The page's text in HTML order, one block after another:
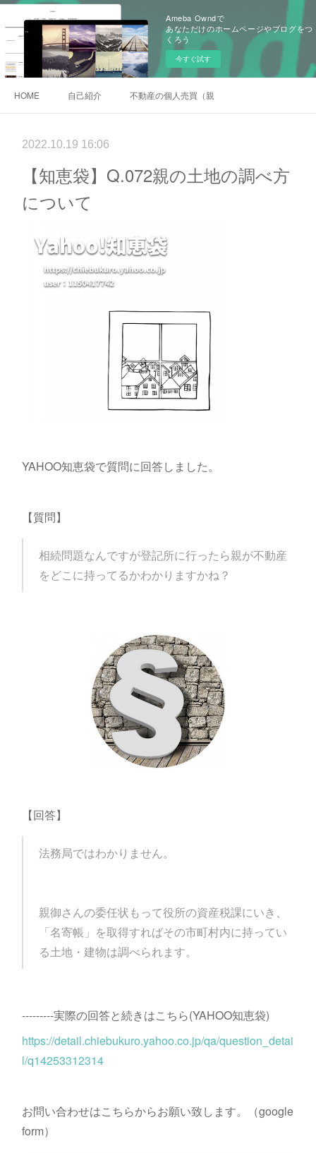
Ameba Owndで
あなただけのホームページやブログをつ
くろう
今すぐ試す
HOME 自己紹介 不動産の個人売買（親族間売買）
2022.10.19 16:06
【知恵袋】Q.072親の土地の調べ方
について
YAHOO知恵袋で質問に回答しました。
【質問】
相続問題なんですが登記所に行ったら親が不動産
をどこに持ってるかわかりますかね？
【回答】
法務局ではわかりません。
親御さんの委任状もって役所の資産税課にいき、
「名寄帳」を取得すればその市町村内に持ってい
る土地・建物は調べられます。
---------実際の回答と続きはこちら(YAHOO知恵袋)
https://detail.chiebukuro.yahoo.co.jp/qa/question_detai
l/q14253312314
お問い合わせはこちらからお願い致します。（google
form）